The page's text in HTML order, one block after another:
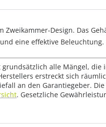
Zweikammer-Design. Das
eine effektive Beleuchtung.
alle Mängel,
erstreckt sich
an den Garantiegeber.
. Gesetzliche